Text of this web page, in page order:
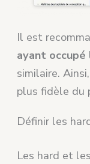
Il est
ayant
similaire.
plus fidèle du
Définir les
Les hard et